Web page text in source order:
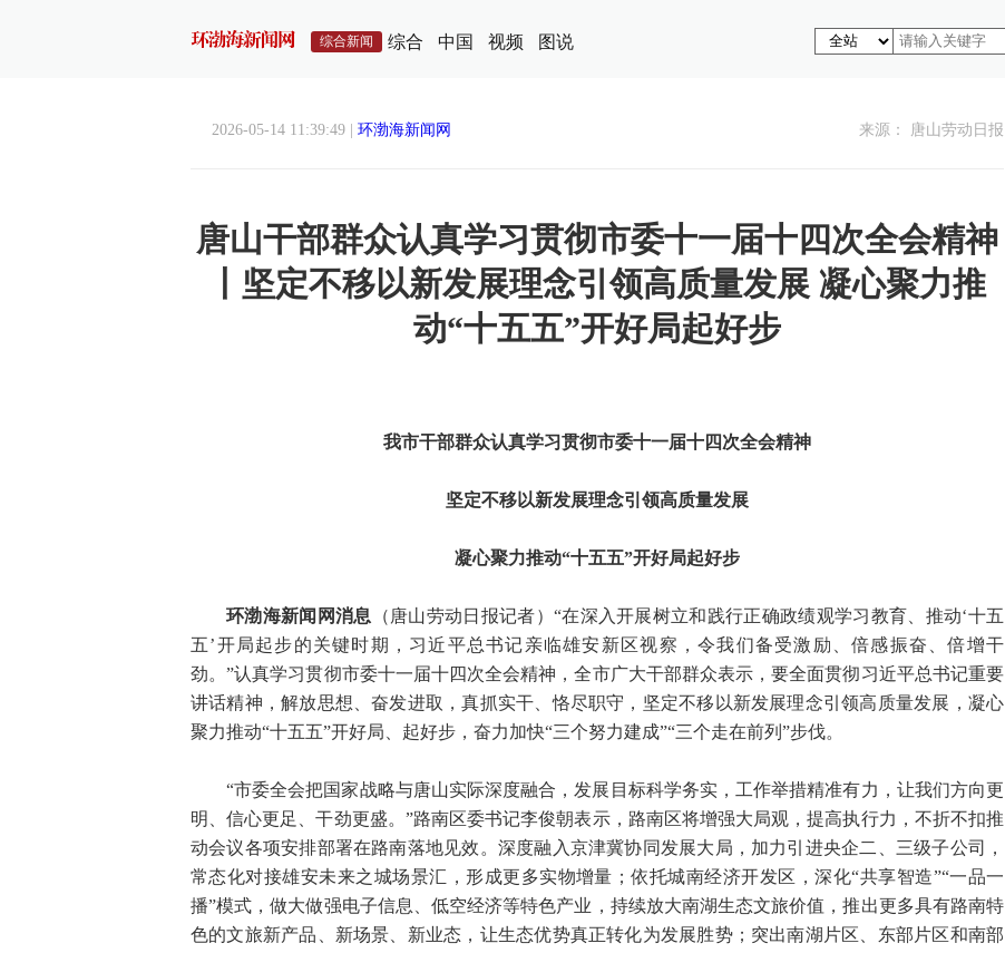
综合新闻 综合 中国 视频 图说
2026-05-14 11:39:49 | 环渤海新闻网 来源： 唐山劳动日报
唐山干部群众认真学习贯彻市委十一届十四次全会精神
丨坚定不移以新发展理念引领高质量发展 凝心聚力推
动“十五五”开好局起好步
我市干部群众认真学习贯彻市委十一届十四次全会精神
坚定不移以新发展理念引领高质量发展
凝心聚力推动“十五五”开好局起好步
环渤海新闻网消息 （唐山劳动日报记者）“在深入开展树立和践行正确政绩观学习教育、推动‘十五
五’开局起步的关键时期，习近平总书记亲临雄安新区视察，令我们备受激励、倍感振奋、倍增干
劲。”认真学习贯彻市委十一届十四次全会精神，全市广大干部群众表示，要全面贯彻习近平总书记重要
讲话精神，解放思想、奋发进取，真抓实干、恪尽职守，坚定不移以新发展理念引领高质量发展，凝心
聚力推动“十五五”开好局、起好步，奋力加快“三个努力建成”“三个走在前列”步伐。
“市委全会把国家战略与唐山实际深度融合，发展目标科学务实，工作举措精准有力，让我们方向更
明、信心更足、干劲更盛。”路南区委书记李俊朝表示，路南区将增强大局观，提高执行力，不折不扣推
动会议各项安排部署在路南落地见效。深度融入京津冀协同发展大局，加力引进央企二、三级子公司，
常态化对接雄安未来之城场景汇，形成更多实物增量；依托城南经济开发区，深化“共享智造”“一品一
播”模式，做大做强电子信息、低空经济等特色产业，持续放大南湖生态文旅价值，推出更多具有路南特
色的文旅新产品、新场景、新业态，让生态优势真正转化为发展胜势；突出南湖片区、东部片区和南部